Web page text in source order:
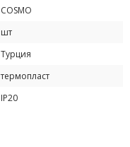
COSMO
шт
Турция
термопласт
IP20